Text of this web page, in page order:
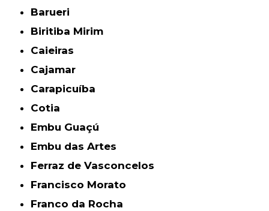
Barueri
Biritiba Mirim
Caieiras
Cajamar
Carapicuíba
Cotia
Embu Guaçú
Embu das Artes
Ferraz de Vasconcelos
Francisco Morato
Franco da Rocha